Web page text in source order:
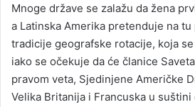
Mnoge države se zalažu da žena
a Latinska Amerika pretenduje na
tradicije geografske rotacije, koja
iako se očekuje da će članice
pravom veta, Sjedinjene Američke
Velika Britanija i Francuska u